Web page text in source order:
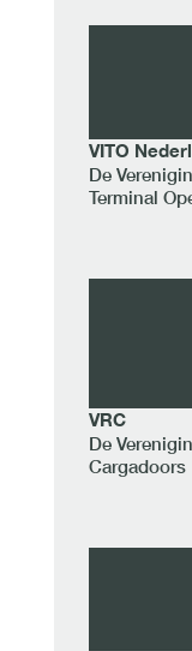
VITO
De
Terminal
VRC
De
Cargadoors